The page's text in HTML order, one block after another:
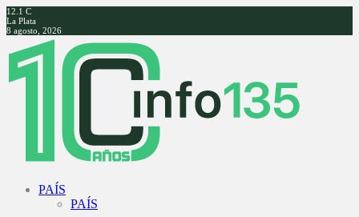
12.1 C
La Plata
8 agosto, 2026
Facebook
Twitter
Instagram
Youtube
PAÍS
PAÍS